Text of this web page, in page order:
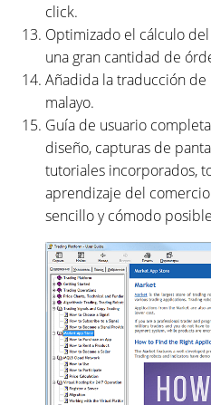
click.
Optimizado el cálculo
una gran cantidad de
Añadida la traducción
malayo.
Guía de usuario
diseño, capturas de
tutoriales incorporados,
aprendizaje del
sencillo y cómodo